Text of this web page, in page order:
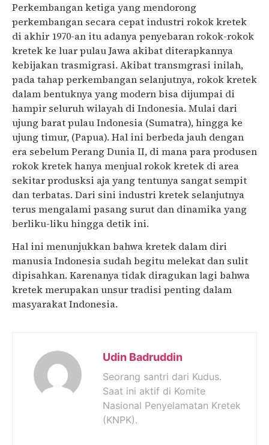
Perkembangan ketiga yang mendorong
perkembangan secara cepat industri rokok kretek
di akhir 1970-an itu adanya penyebaran rokok-rokok
kretek ke luar pulau Jawa akibat diterapkannya
kebijakan trasmigrasi. Akibat transmgrasi inilah,
pada tahap perkembangan selanjutnya, rokok kretek
dalam bentuknya yang modern bisa dijumpai di
hampir seluruh wilayah di Indonesia. Mulai dari
ujung barat pulau Indonesia (Sumatra), hingga ke
ujung timur, (Papua). Hal ini berbeda jauh dengan
era sebelum Perang Dunia II, di mana para produsen
rokok kretek hanya menjual rokok kretek di area
sekitar produsksi aja yang tentunya sangat sempit
dan terbatas. Dari sini industri kretek selanjutnya
terus mengalami pasang surut dan dinamika yang
berliku-liku hingga detik ini.
Hal ini menunjukkan bahwa kretek dalam diri
manusia Indonesia sudah begitu melekat dan sulit
dipisahkan. Karenanya tidak diragukan lagi bahwa
kretek merupakan unsur tradisi penting dalam
masyarakat Indonesia.
Udin Badruddin
Seorang santri dari Kudus.
Saat ini aktif di Komite
Nasional Penyelamatan Kretek
(KNPK).